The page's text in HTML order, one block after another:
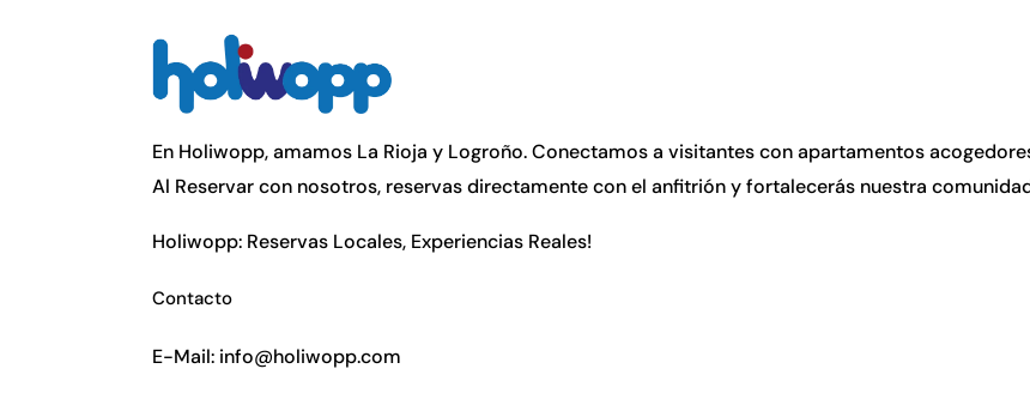
En Holiwopp, amamos La Rioja y Logroño. Conectamos a visitantes con apartamentos
Al Reservar con nosotros, reservas directamente con el anfitrión y fortalecerás nuestra
Holiwopp: Reservas Locales, Experiencias Reales!
Contacto
E-Mail: info@holiwopp.com